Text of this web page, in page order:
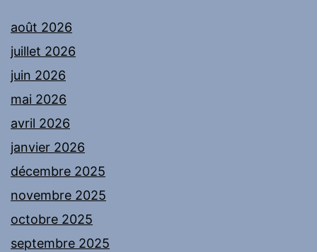
août 2026
juillet 2026
juin 2026
mai 2026
avril 2026
janvier 2026
décembre 2025
novembre 2025
octobre 2025
septembre 2025